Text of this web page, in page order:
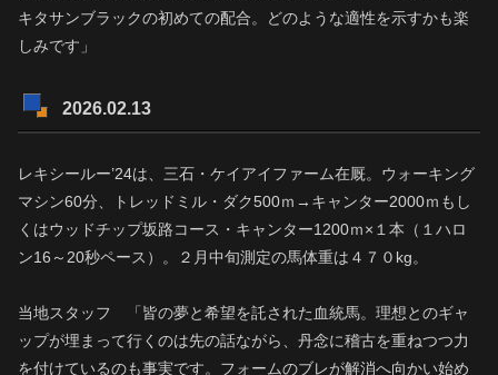
キタサンブラックの初めての配合。どのような適性を示すかも楽
しみです」
2026.02.13
レキシールー’24は、三石・ケイアイファーム在厩。ウォーキング
マシン60分、トレッドミル・ダク500ｍ→キャンター2000ｍもし
くはウッドチップ坂路コース・キャンター1200ｍ×１本（１ハロ
ン16～20秒ペース）。２月中旬測定の馬体重は４７０kg。
当地スタッフ 「皆の夢と希望を託された血統馬。理想とのギャ
ップが埋まって行くのは先の話ながら、丹念に稽古を重ねつつ力
を付けているのも事実です。フォームのブレが解消へ向かい始め